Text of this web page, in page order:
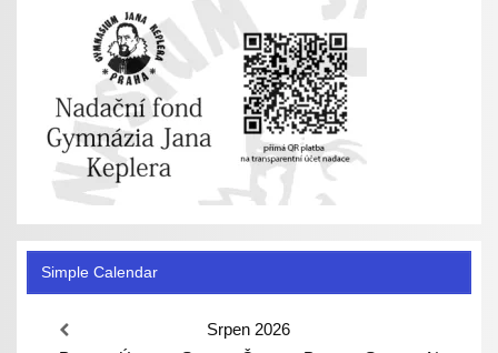
Simple Calendar
Srpen 2026